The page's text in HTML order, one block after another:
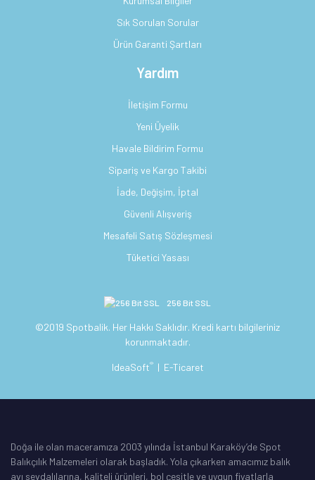
Sık Sorulan Sorular
Ürün Garanti Şartları
Yardım
İletişim Formu
Yeni Üyelik
Havale Bildirim Formu
Sipariş ve Kargo Takibi
İade, Değişim, İptal
Güvenli Alışveriş
Mesafeli Satış Sözleşmesi
Tüketici Yasası
256 Bit SSL
©2019 Spotbalik. Her Hakkı Saklıdır. Kredi kartı bilgileriniz
korunmaktadır.
IdeaSoft® | E-Ticaret
Doğa ile olan maceramıza 2003 yılında İstanbul Karaköy’de Spot
Balıkçılık Malzemeleri olarak başladık. Yola çıkarken amacımız balık
avı sevdalılarına, kaliteli ürünleri, bol çeşitle ve uygun fiyatlarla